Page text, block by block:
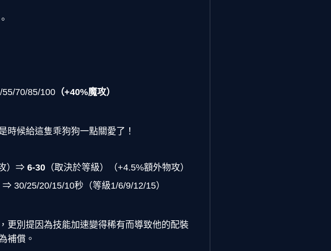
70/85/100 （+40%魔攻）
時候給這隻乖狗狗一點關愛了！
）⇒ 6-30 （取決於等級）（+4.5%額外物攻）
30/25/20/15/10秒（等級1/6/9/12/15）
更別提因為技能加速變得稀有而導致他的配裝
補償。